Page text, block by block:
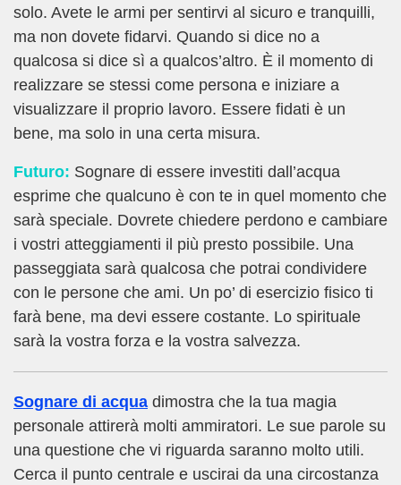
solo. Avete le armi per sentirvi al sicuro e tranquilli,
ma non dovete fidarvi. Quando si dice no a
qualcosa si dice sì a qualcos’altro. È il momento di
realizzare se stessi come persona e iniziare a
visualizzare il proprio lavoro. Essere fidati è un
bene, ma solo in una certa misura.
Futuro: Sognare di essere investiti dall’acqua
esprime che qualcuno è con te in quel momento che
sarà speciale. Dovrete chiedere perdono e cambiare
i vostri atteggiamenti il più presto possibile. Una
passeggiata sarà qualcosa che potrai condividere
con le persone che ami. Un po’ di esercizio fisico ti
farà bene, ma devi essere costante. Lo spirituale
sarà la vostra forza e la vostra salvezza.
Sognare di acqua dimostra che la tua magia
personale attirerà molti ammiratori. Le sue parole su
una questione che vi riguarda saranno molto utili.
Cerca il punto centrale e uscirai da una circostanza